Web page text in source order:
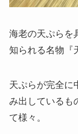
海老の天ぷらを
知られる名物『
天ぷらが完全に
み出しているも
て様々。